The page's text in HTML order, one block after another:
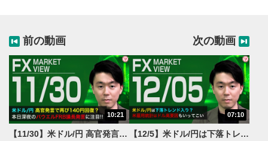
1
動画再生エリア
前の動画
10:21
【11/30】米ドル/円 高官発言で再び140円回復？＜FX MARKET VIEW＞
次の動画
07:10
【12/5】米ドル/円は下落トレンド入り？＜FX MARKET VIEW＞